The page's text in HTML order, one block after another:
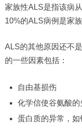
家族性ALS是指该病
10%的ALS病例是家族
ALS的其他原因还不
的一些因素包括：
自由基损伤
化学信使谷氨酸的
蛋白质的异常，如